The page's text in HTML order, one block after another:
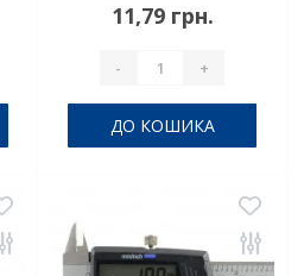
11,79 грн.
- +
ДО КОШИКА